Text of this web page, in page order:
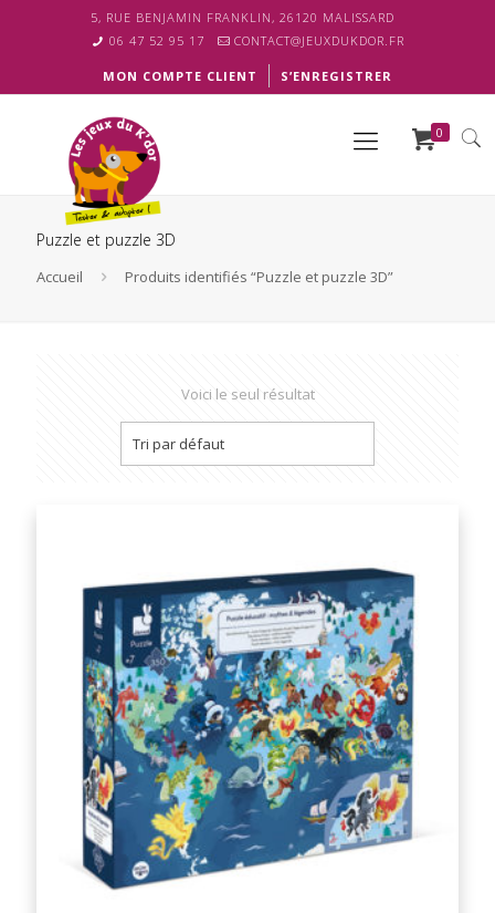
5, RUE BENJAMIN FRANKLIN, 26120 MALISSARD
06 47 52 95 17
CONTACT@JEUXDUKDOR.FR
MON COMPTE CLIENT S’ENREGISTRER
0
Puzzle et puzzle 3D
Accueil Produits identifiés “Puzzle et puzzle 3D”
Voici le seul résultat